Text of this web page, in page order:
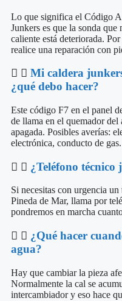
Lo que significa el Código
Junkers es que la sonda que
caliente está deteriorada.
realice una reparación con
Mi caldera
¿qué debo hacer?
Este código F7 en el panel
de llama en el quemador del
apagada. Posibles averías:
electrónica, conducto de gas.
¿Teléfono
Si necesitas con urgencia
Pineda de Mar, llama por
pondremos en marcha
¿Qué hacer
agua?
Hay que cambiar la pieza
Normalmente la cal se
intercambiador y eso hace